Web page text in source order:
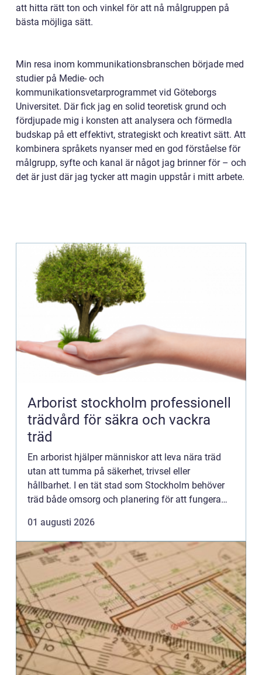
att hitta rätt ton och vinkel för att nå målgruppen på
bästa möjliga sätt.
Min resa inom kommunikationsbranschen började med
studier på Medie- och
kommunikationsvetarprogrammet vid Göteborgs
Universitet. Där fick jag en solid teoretisk grund och
fördjupade mig i konsten att analysera och förmedla
budskap på ett effektivt, strategiskt och kreativt sätt. Att
kombinera språkets nyanser med en god förståelse för
målgrupp, syfte och kanal är något jag brinner för – och
det är just där jag tycker att magin uppstår i mitt arbete.
Arborist stockholm professionell
trädvård för säkra och vackra
träd
En arborist hjälper människor att leva nära träd
utan att tumma på säkerhet, trivsel eller
hållbarhet. I en tät stad som Stockholm behöver
träd både omsorg och planering för att fungera
människor. Därför ...
01 augusti 2026